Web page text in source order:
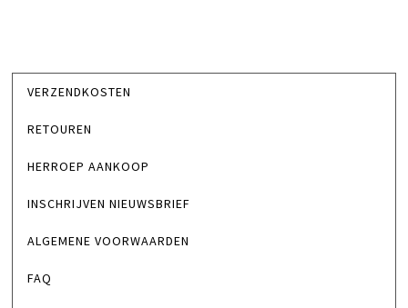
VERZENDKOSTEN
RETOUREN
HERROEP AANKOOP
INSCHRIJVEN NIEUWSBRIEF
ALGEMENE VOORWAARDEN
FAQ